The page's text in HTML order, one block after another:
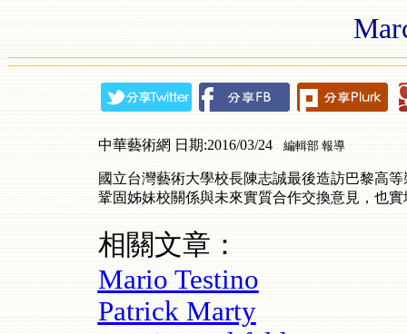
中華藝術網 日期:2016/03/24 編輯部 報導
國立台灣藝術大學校長陳志誠最後造訪巴黎高
鞏固姊妹校關係與未來實質合作交換意見，也
相關文章：
Mario Testino
Patrick Marty